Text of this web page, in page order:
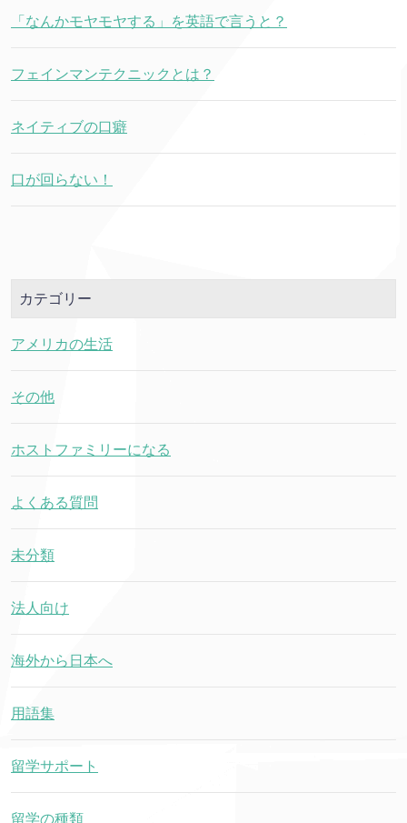
「なんかモヤモヤする」を英語で言うと？
フェインマンテクニックとは？
ネイティブの口癖
口が回らない！
カテゴリー
アメリカの生活
その他
ホストファミリーになる
よくある質問
未分類
法人向け
海外から日本へ
用語集
留学サポート
留学の種類